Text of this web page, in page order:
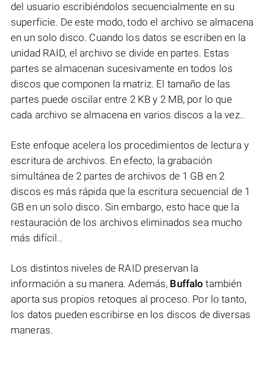
del usuario escribiéndolos secuencialmente en su
superficie. De este modo, todo el archivo se almacena
en un solo disco. Cuando los datos se escriben en la
unidad RAID, el archivo se divide en partes. Estas
partes se almacenan sucesivamente en todos los
discos que componen la matriz. El tamaño de las
partes puede oscilar entre 2 KB y 2 MB, por lo que
cada archivo se almacena en varios discos a la vez..
Este enfoque acelera los procedimientos de lectura y
escritura de archivos. En efecto, la grabación
simultánea de 2 partes de archivos de 1 GB en 2
discos es más rápida que la escritura secuencial de 1
GB en un solo disco. Sin embargo, esto hace que la
restauración de los archivos eliminados sea mucho
más difícil..
Los distintos niveles de RAID preservan la
información a su manera. Además, Buffalo también
aporta sus propios retoques al proceso. Por lo tanto,
los datos pueden escribirse en los discos de diversas
maneras.